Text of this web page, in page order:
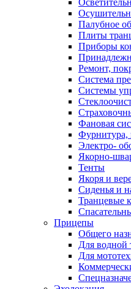
Палубное
Плиты
Приборы
Ремонт,
Система
Системы
Фановая
Фурнитура,
Электро-
Якорно-
Тенты
Якоря и
Сиденья и
Транцевые
Прицепы
Общего
Для водной
Для